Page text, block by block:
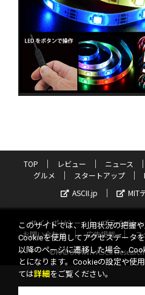
TOP レビュー ニュース
グルメ
スタートアップ
ASCII.jp
MIT
サイトポリシー プライバシ
お問い合わせ
広告掲載 ス
©KADOKAWA ASCII
このサイトでは、利用状況の把握
Cookieを使用してアクセスデータ
以降のページに遷移した場合、
とになります。Cookieの設定や使
ては詳細 をご覧ください。